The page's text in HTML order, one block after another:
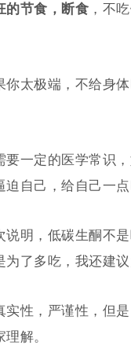
的节食，断食 ，不
太极端，不给身
一定的医学常识
自己，给自己一点
明，低碳生酮不
了多吃，我还建议
性，严谨性，但
解。